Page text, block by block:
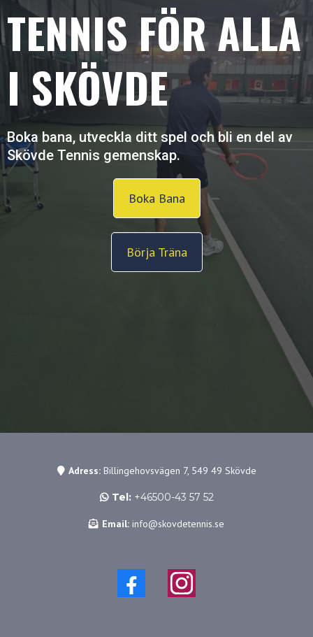
TENNIS FÖR ALLA
I SKÖVDE
Boka bana, utveckla ditt spel och bli en del av
Skövde Tennis gemenskap.
Boka Bana
Börja Träna
Adress:Billingehovsvägen 7, 549 49 Skövde
Tel:+46500-43 57 52
Email: info@skovdetennis.se